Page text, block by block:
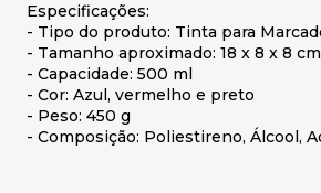
Especificações:
- Tipo do produto: Tinta para
- Tamanho aproximado: 18 x 8 x 8 cm
- Capacidade: 500 ml
- Cor: Azul, vermelho e preto
- Peso: 450 g
- Composição: Poliestireno, Álcool,